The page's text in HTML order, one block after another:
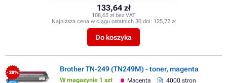
133,64 zł
108,65 zł bez VAT
Najniższa cena w ciągu ostatnich 30 dni: 125,72 zł
Do koszyka
- 20% Brother TN-249 (TN249M) - toner, magenta
W magazynie 1 szt Magenta
4000 stron